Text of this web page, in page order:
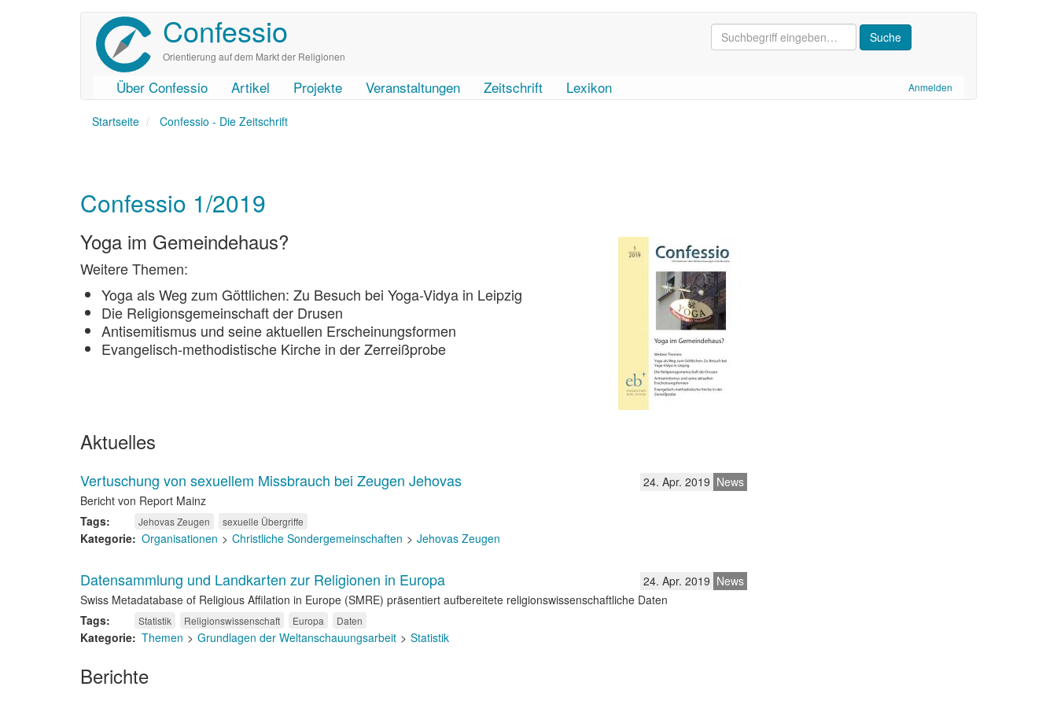
Confessio
Orientierung auf dem Markt der Religionen
User
account
Anmelden
Main
navigation
Über Confessio Artikel Projekte Veranstaltungen Zeitschrift Lexikon
Startseite Confessio - Die Zeitschrift
Confessio 1/2019
Yoga im Gemeindehaus?
Weitere Themen:
Yoga als Weg zum Göttlichen: Zu Besuch bei Yoga-Vidya in Leipzig
Die Religionsgemeinschaft der Drusen
Antisemitismus und seine aktuellen Erscheinungsformen
Evangelisch-methodistische Kirche in der Zerreißprobe
Aktuelles
News
24. Apr. 2019
Vertuschung von sexuellem Missbrauch bei Zeugen Jehovas
Bericht von Report Mainz
Tags
Jehovas Zeugen sexuelle Übergriffe
Kategorie Organisationen Christliche Sondergemeinschaften Jehovas Zeugen
News
24. Apr. 2019
Datensammlung und Landkarten zur Religionen in Europa
Swiss Metadatabase of Religious Affilation in Europe (SMRE) präsentiert aufbereitete religionswissenschaftliche Daten
Tags
Statistik Religionswissenschaft Europa Daten
Kategorie Themen Grundlagen der Weltanschauungsarbeit Statistik
Berichte